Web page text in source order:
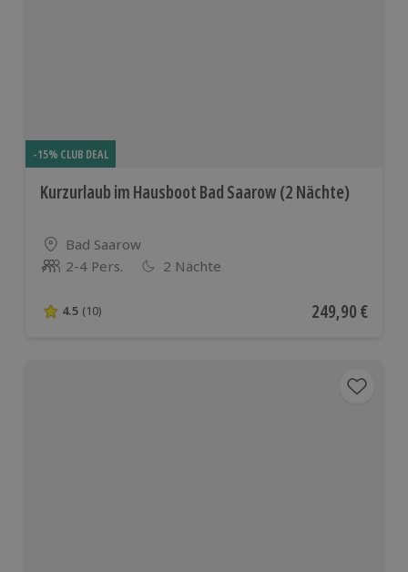
-15% CLUB DEAL
Kurzurlaub im Hausboot Bad Saarow (2 Nächte)
Standort
Bad Saarow
Anzahl der Teilnehmer
2-4 Pers. 2 Nächte
4.5 von 5 Sternen basierend auf 10 Bewertungen
4.5 (10) Aktueller Preis
249,90 €